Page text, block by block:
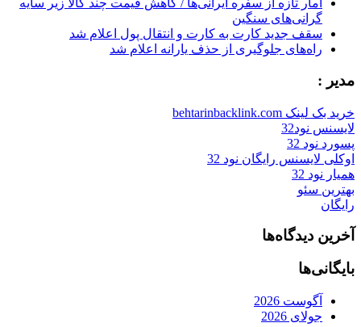
آمار تازه از سفره ایرانی‌ها / کاهش قیمت چند کالا زیر سایه
گرانی‌های سنگین
سقف جدید کارت به کارت و انتقال پول اعلام شد
راه‌های جلوگیری از حذف یارانه اعلام شد
مدیر :
خرید بک لینک behtarinbacklink.com
لایسنس نود32
پسورد نود 32
اوکلی لایسنس رایگان نود 32
همیار نود 32
بهترین سئو
رایگان
آخرین دیدگاه‌ها
بایگانی‌ها
آگوست 2026
جولای 2026